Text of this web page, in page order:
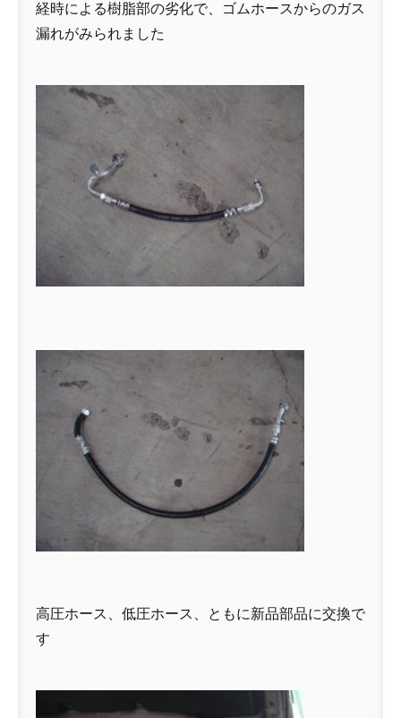
経時による樹脂部の劣化で、ゴムホースからのガス
漏れがみられました
高圧ホース、低圧ホース、ともに新品部品に交換で
す